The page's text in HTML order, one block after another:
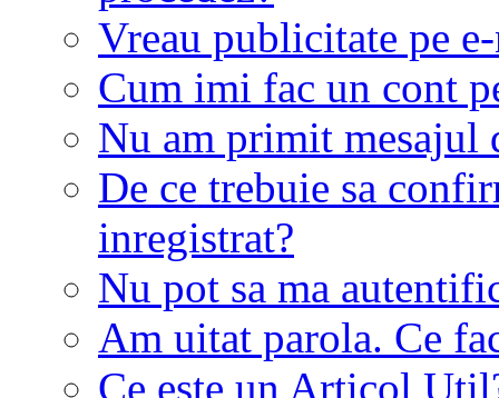
Vreau publicitate pe
Cum imi fac un cont
Nu am primit mesajul
De ce trebuie sa
inregistrat?
Nu pot sa ma
Am uitat parola. Ce
Ce este un Articol